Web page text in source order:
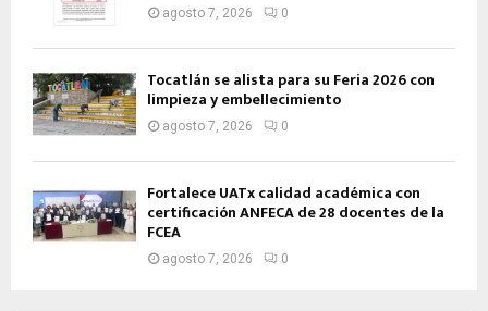
agosto 7, 2026 0
Tocatlán se alista para su Feria 2026 con
limpieza y embellecimiento
agosto 7, 2026 0
Fortalece UATx calidad académica con
certificación ANFECA de 28 docentes de la
FCEA
agosto 7, 2026 0